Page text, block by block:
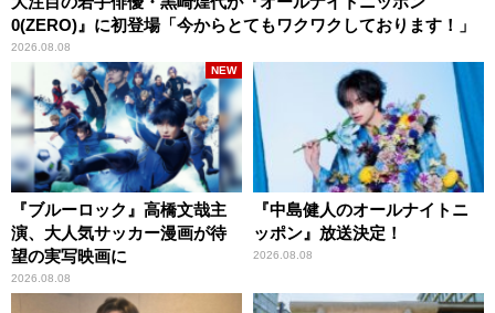
0(ZERO)』に初登場「今からとてもワクワクしております！」
2026.08.08
『ブルーロック』高橋文哉主
演、大人気サッカー漫画が待
望の実写映画に
2026.08.08
NEW
『中島健人のオールナイトニ
ッポン』放送決定！
2026.08.08